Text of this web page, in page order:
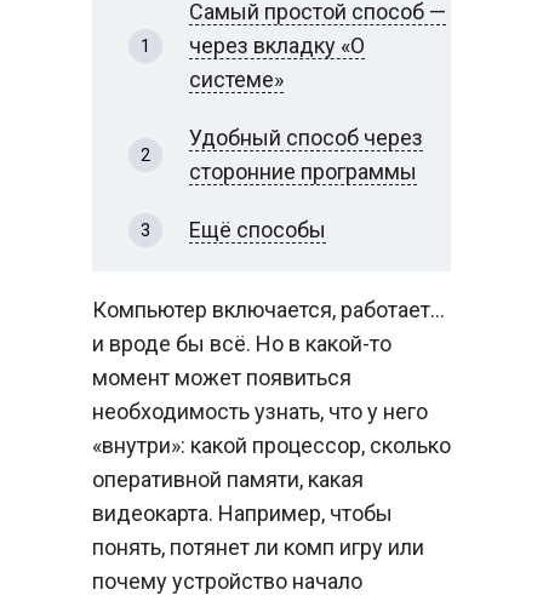
Самый простой способ —
через вкладку «О
системе»
Удобный способ через
сторонние программы
Ещё способы
Компьютер включается, работает…
и вроде бы всё. Но в какой-то
момент может появиться
необходимость узнать, что у него
«внутри»: какой процессор, сколько
оперативной памяти, какая
видеокарта. Например, чтобы
понять, потянет ли комп игру или
почему устройство начало